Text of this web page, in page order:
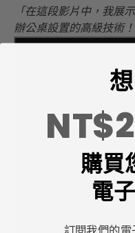
「在這段影片中，我展
辦公桌設置的高級技術！
購買
電